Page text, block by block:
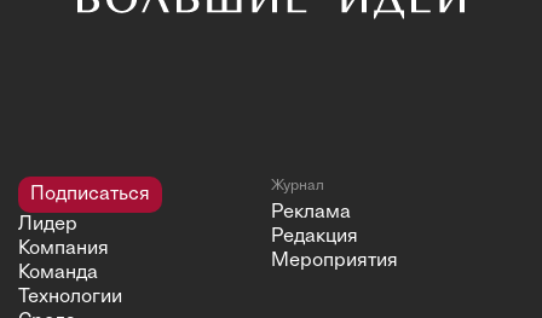
Подписаться
Лидер
Компания
Команда
Технологии
Журнал
Реклама
Редакция
Мероприятия